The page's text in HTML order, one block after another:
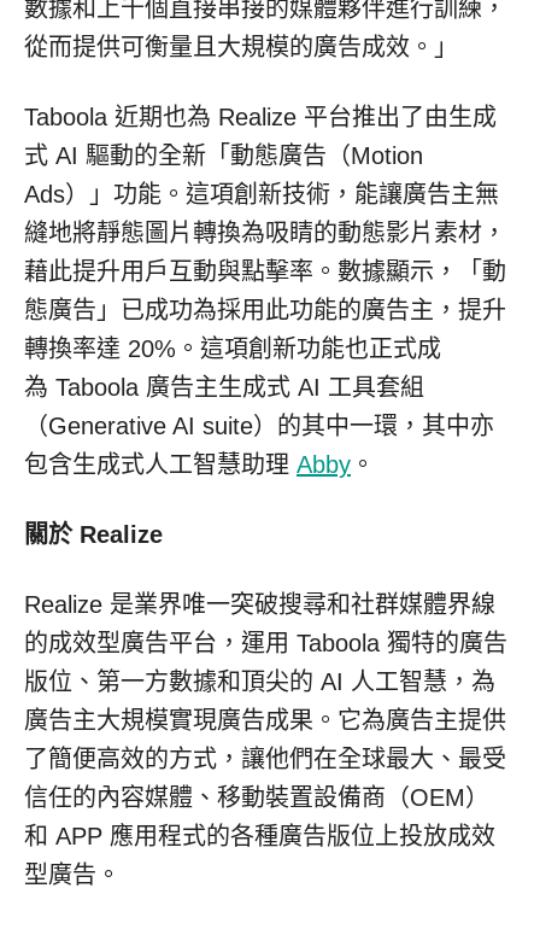
數據和上千個直接串接的媒體夥伴進行訓練，
從而提供可衡量且大規模的廣告成效。」
Taboola 近期也為 Realize 平台推出了由生成
式 AI 驅動的全新「動態廣告（Motion
Ads）」功能。這項創新技術，能讓廣告主無
縫地將靜態圖片轉換為吸睛的動態影片素材，
藉此提升用戶互動與點擊率。數據顯示，「動
態廣告」已成功為採用此功能的廣告主，提升
轉換率達 20%。這項創新功能也正式成
為 Taboola 廣告主生成式 AI 工具套組
（Generative AI suite）的其中一環，其中亦
包含生成式人工智慧助理 Abby 。
關於 Realize
Realize 是業界唯一突破搜尋和社群媒體界線
的成效型廣告平台，運用 Taboola 獨特的廣告
版位、第一方數據和頂尖的 AI 人工智慧，為
廣告主大規模實現廣告成果。它為廣告主提供
了簡便高效的方式，讓他們在全球最大、最受
信任的內容媒體、移動裝置設備商（OEM）
和 APP 應用程式的各種廣告版位上投放成效
型廣告。